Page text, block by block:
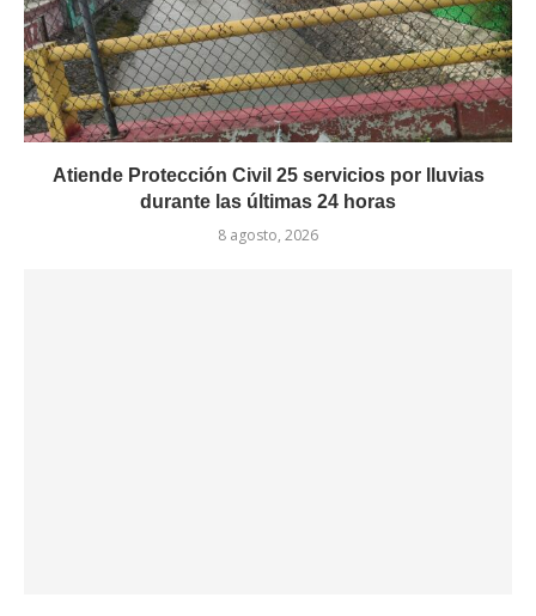
Atiende Protección Civil 25 servicios por lluvias
durante las últimas 24 horas
8 agosto, 2026